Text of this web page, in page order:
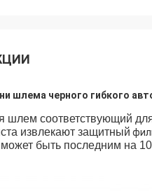
шлема черного гибкого
шлем соответствующий
извлекают защитный
быть последним на